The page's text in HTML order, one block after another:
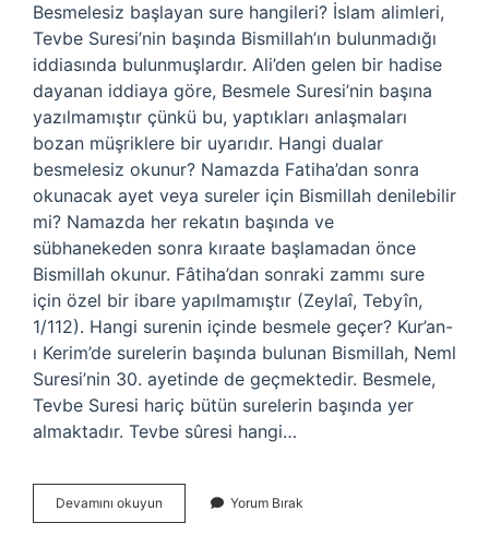
Besmelesiz başlayan sure hangileri? İslam alimleri,
Tevbe Suresi’nin başında Bismillah’ın bulunmadığı
iddiasında bulunmuşlardır. Ali’den gelen bir hadise
dayanan iddiaya göre, Besmele Suresi’nin başına
yazılmamıştır çünkü bu, yaptıkları anlaşmaları
bozan müşriklere bir uyarıdır. Hangi dualar
besmelesiz okunur? Namazda Fatiha’dan sonra
okunacak ayet veya sureler için Bismillah denilebilir
mi? Namazda her rekatın başında ve
sübhanekeden sonra kıraate başlamadan önce
Bismillah okunur. Fâtiha’dan sonraki zammı sure
için özel bir ibare yapılmamıştır (Zeylaî, Tebyîn,
1/112). Hangi surenin içinde besmele geçer? Kur’an-
ı Kerim’de surelerin başında bulunan Bismillah, Neml
Suresi’nin 30. ayetinde de geçmektedir. Besmele,
Tevbe Suresi hariç bütün surelerin başında yer
almaktadır. Tevbe sûresi hangi…
Devamını okuyun Besmelesiz
Başlayan
Yorum Bırak